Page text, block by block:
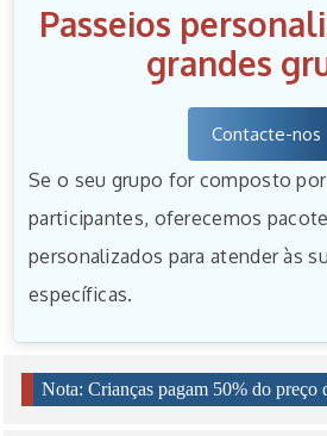
Passeios
grandes
Contacte-nos
Se o seu grupo for composto por
participantes, oferecemos
personalizados para atender às
específicas.
Nota: Crianças pagam 50% do preço